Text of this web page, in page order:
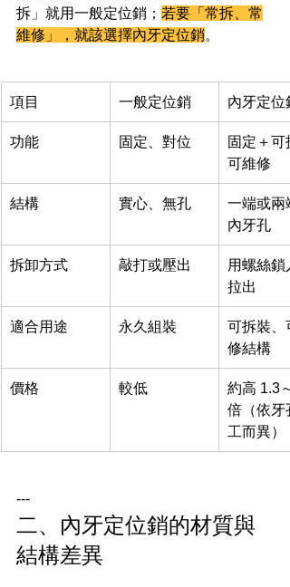
拆」就用一般定位銷； 若要「常拆、常
維修」，就該選擇內牙定位銷。
項目 一般定位銷 內牙定位
功能 固定、對位
固定＋可
可維修
結構 實心、無孔
一端或兩
內牙孔
拆卸方式 敲打或壓出
用螺絲鎖
拉出
適合用途 永久組裝
可拆裝、
修結構
價格 較低
約高 1.3
倍（依牙
工而異）
---
二、內牙定位銷的材質與
結構差異